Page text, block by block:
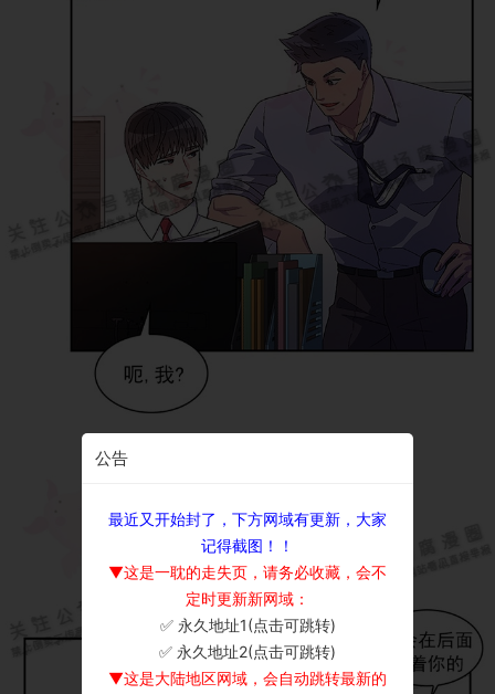
公告
最近又开始封了，下方网域有更新，大家
记得截图！！
▼这是一耽的走失页，请务必收藏，会不
定时更新新网域：
✅ 永久地址1(点击可跳转)
✅ 永久地址2(点击可跳转)
▼这是大陆地区网域，会自动跳转最新的